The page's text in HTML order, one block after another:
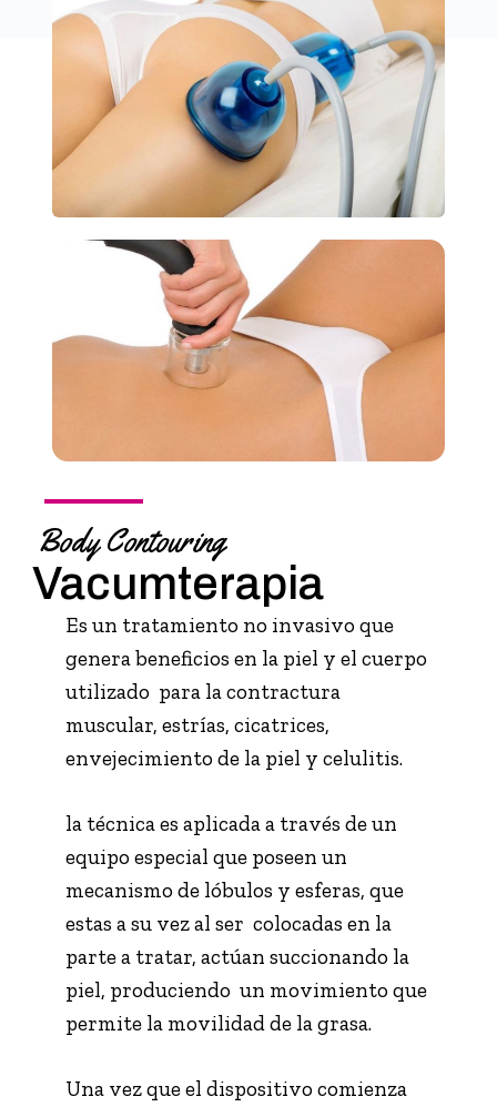
Body Contouring
Vacumterapia
Es un tratamiento no invasivo que
genera beneficios en la piel y el cuerpo
utilizado para la contractura
muscular, estrías, cicatrices,
envejecimiento de la piel y celulitis.
la técnica es aplicada a través de un
equipo especial que poseen un
mecanismo de lóbulos y esferas, que
estas a su vez al ser colocadas en la
parte a tratar, actúan succionando la
piel, produciendo un movimiento que
permite la movilidad de la grasa.
Una vez que el dispositivo comienza